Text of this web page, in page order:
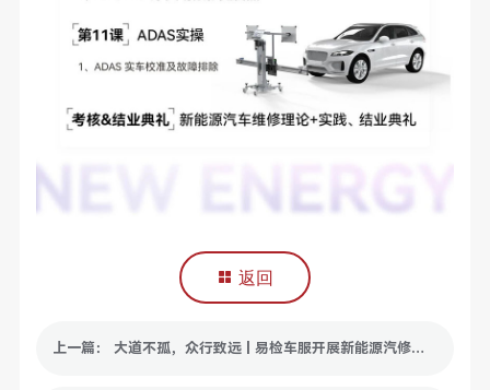
返回
上一篇： 大道不孤，众行致远 | 易检车服开展新能源汽修全国公益培训